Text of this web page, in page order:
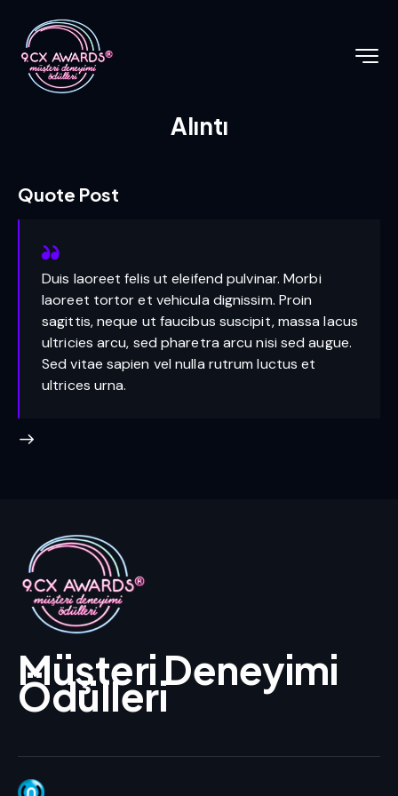
Alıntı
Quote Post
Duis laoreet felis ut eleifend pulvinar. Morbi
laoreet tortor et vehicula dignissim. Proin
sagittis, neque ut faucibus suscipit, massa lacus
ultricies arcu, sed pharetra arcu nisi sed augue.
Sed vitae sapien vel nulla rutrum luctus et
ultrices urna.
Müşteri Deneyimi
Ödülleri